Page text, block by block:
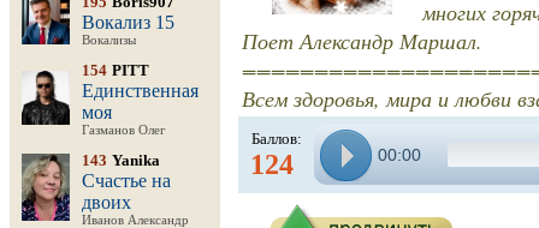
Вокализ 15
Вокализы
154 PITT
Единственная
моя
Газманов Олег
143 Yanika
Счастье на
двоих
Иванов Александр
многих
Поет Александр Маршал.
Всем здоровья, мира и любви
Баллов:
124 00:00